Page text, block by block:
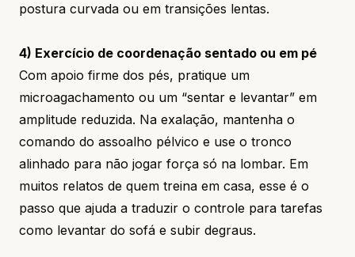
postura curvada ou em transições lentas.
4) Exercício de coordenação sentado ou em pé
Com apoio firme dos pés, pratique um
microagachamento ou um “sentar e levantar” em
amplitude reduzida. Na exalação, mantenha o
comando do assoalho pélvico e use o tronco
alinhado para não jogar força só na lombar. Em
muitos relatos de quem treina em casa, esse é o
passo que ajuda a traduzir o controle para tarefas
como levantar do sofá e subir degraus.